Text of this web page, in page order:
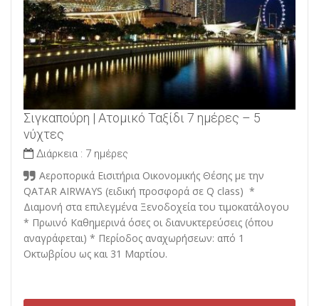
Σιγκαπούρη | Ατομικό Ταξίδι 7 ημέρες – 5
νύχτες
Διάρκεια : 7 ημέρες
Αεροπορικά Εισιτήρια Οικονομικής Θέσης με την
QATAR AIRWAYS (ειδική προσφορά σε Q class) *
Διαμονή στα επιλεγμένα Ξενοδοχεία του τιμοκατάλογου
* Πρωινό Καθημερινά όσες οι διανυκτερεύσεις (όπου
αναγράφεται) * Περίοδος αναχωρήσεων: από 1
Οκτωβρίου ως και 31 Μαρτίου.